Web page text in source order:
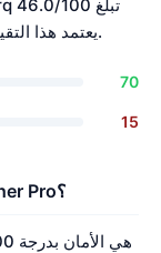
بدرجة D. يعتمد هذا التقييم على 2 أبعاد مُقاسة بشكل مستقل.
70
15
ما هي النتائج الأمنية الرئيسية لـ Free Weather Pro؟